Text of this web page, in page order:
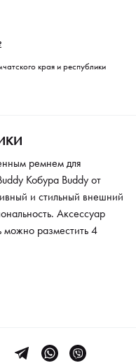
края и республики
ремнем для
Кобура Buddy от
и стильный внешний
Аксессуар
можно разместить 4
может положить
отделение